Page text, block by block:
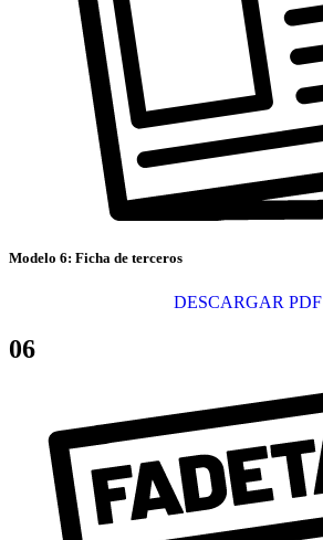
Modelo 6: Ficha de terceros
DESCARGAR PDF
06